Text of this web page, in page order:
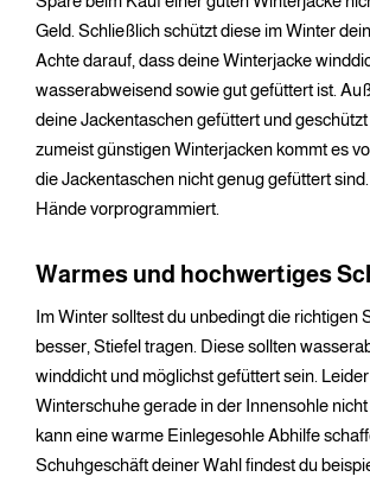
Geld. Schließlich schützt diese im Winter
Achte darauf, dass deine Winterjacke
wasserabweisend sowie gut gefüttert ist.
deine Jackentaschen gefüttert und
zumeist günstigen Winterjacken kommt es
die Jackentaschen nicht genug gefüttert
Hände vorprogrammiert.
Warmes und hochwertiges
Im Winter solltest du unbedingt die richtigen
besser, Stiefel tragen. Diese sollten
winddicht und möglichst gefüttert sein.
Winterschuhe gerade in der Innensohle
kann eine warme Einlegesohle Abhilfe
Schuhgeschäft deiner Wahl findest du